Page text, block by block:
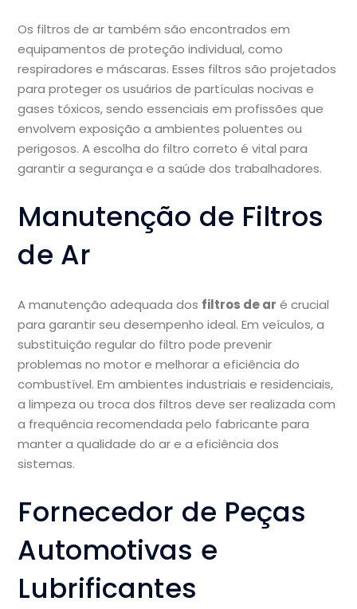
Os filtros de ar também são encontrados em
equipamentos de proteção individual, como
respiradores e máscaras. Esses filtros são projetados
para proteger os usuários de partículas nocivas e
gases tóxicos, sendo essenciais em profissões que
envolvem exposição a ambientes poluentes ou
perigosos. A escolha do filtro correto é vital para
garantir a segurança e a saúde dos trabalhadores.
Manutenção de Filtros
de Ar
A manutenção adequada dos filtros de ar é crucial
para garantir seu desempenho ideal. Em veículos, a
substituição regular do filtro pode prevenir
problemas no motor e melhorar a eficiência do
combustível. Em ambientes industriais e residenciais,
a limpeza ou troca dos filtros deve ser realizada com
a frequência recomendada pelo fabricante para
manter a qualidade do ar e a eficiência dos
sistemas.
Fornecedor de Peças
Automotivas e
Lubrificantes